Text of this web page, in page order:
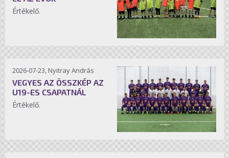
Értékelő.
2026-07-23, Nyitray András
VEGYES AZ ÖSSZKÉP AZ
U19-ES CSAPATNÁL
Értékelő.